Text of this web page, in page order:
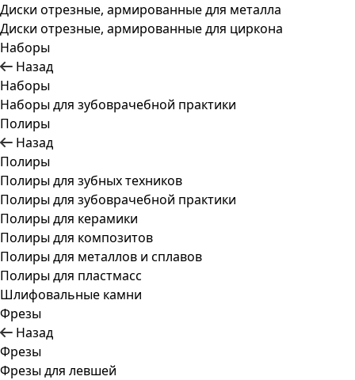
Диски отрезные, армированные для металла
Диски отрезные, армированные для циркона
Наборы
Назад
Наборы
Наборы для зубоврачебной практики
Полиры
Назад
Полиры
Полиры для зубных техников
Полиры для зубоврачебной практики
Полиры для керамики
Полиры для композитов
Полиры для металлов и сплавов
Полиры для пластмасс
Шлифовальные камни
Фрезы
Назад
Фрезы
Фрезы для левшей